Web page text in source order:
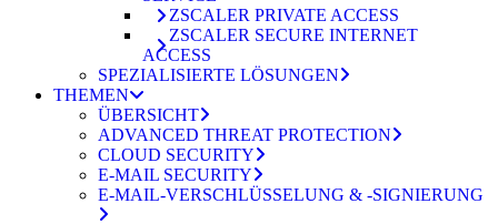
ZSCALER PRIVATE ACCESS
ZSCALER SECURE INTERNET
ACCESS
SPEZIALISIERTE LÖSUNGEN
THEMEN
ÜBERSICHT
ADVANCED THREAT PROTECTION
CLOUD SECURITY
E-MAIL SECURITY
E-MAIL-VERSCHLÜSSELUNG & -SIGNIERUNG